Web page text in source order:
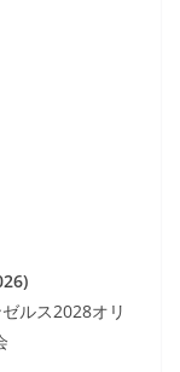
ルス2028オリ